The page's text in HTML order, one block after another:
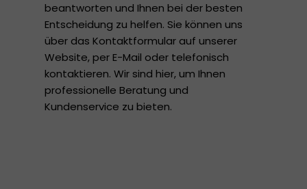
beantworten und Ihnen bei der besten
Entscheidung zu helfen. Sie können uns
über das Kontaktformular auf unserer
Website, per E-Mail oder telefonisch
kontaktieren. Wir sind hier, um Ihnen
professionelle Beratung und
Kundenservice zu bieten.